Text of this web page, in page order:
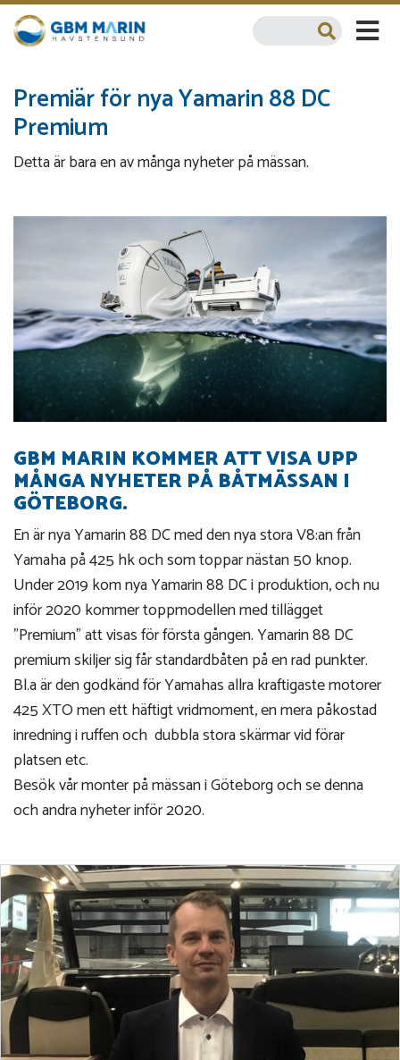
Premiär för nya Yamarin 88 DC
Premium
Detta är bara en av många nyheter på mässan.
GBM MARIN KOMMER ATT VISA UPP
MÅNGA NYHETER PÅ BÅTMÄSSAN I
GÖTEBORG.
En är nya Yamarin 88 DC med den nya stora V8:an från
Yamaha på 425 hk och som toppar nästan 50 knop.
Under 2019 kom nya Yamarin 88 DC i produktion, och nu
inför 2020 kommer toppmodellen med tillägget
"Premium" att visas för första gången. Yamarin 88 DC
premium skiljer sig får standardbåten på en rad punkter.
Bl.a är den godkänd för Yamahas allra kraftigaste motorer
425 XTO men ett häftigt vridmoment, en mera påkostad
inredning i ruffen och dubbla stora skärmar vid förar
platsen etc.
Besök vår monter på mässan i Göteborg och se denna
och andra nyheter inför 2020.